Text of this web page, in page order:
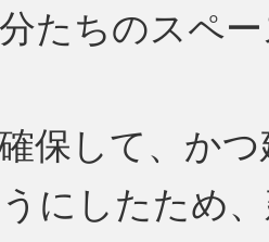
たちのスペ
保して、かつ
にしたため